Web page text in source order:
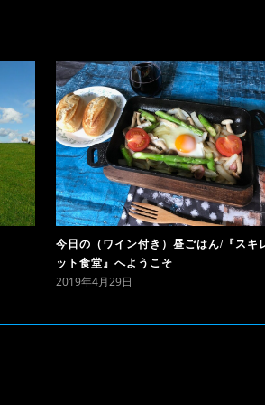
今日の（ワイン付き）昼ごはん/『スキ
ット食堂』へようこそ
2019年4月29日